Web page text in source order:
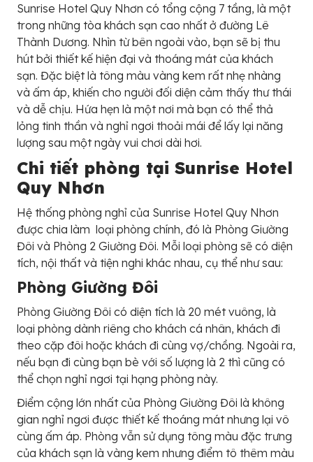
Sunrise Hotel Quy Nhơn có tổng cộng 7 tầng, là một
trong những tòa khách sạn cao nhất ở đường Lê
Thành Dương. Nhìn từ bên ngoài vào, bạn sẽ bị thu
hút bởi thiết kế hiện đại và thoáng mát của khách
sạn. Đặc biệt là tông màu vàng kem rất nhẹ nhàng
và ấm áp, khiến cho người đối diện cảm thấy thư thái
và dễ chịu. Hứa hẹn là một nơi mà bạn có thể thả
lỏng tinh thần và nghỉ ngơi thoải mái để lấy lại năng
lượng sau một ngày vui chơi dài hơi.
Chi tiết phòng tại Sunrise Hotel
Quy Nhơn
Hệ thống phòng nghỉ của Sunrise Hotel Quy Nhơn
được chia làm loại phòng chính, đó là Phòng Giường
Đôi và Phòng 2 Giường Đôi. Mỗi loại phòng sẽ có diện
tích, nội thất và tiện nghi khác nhau, cụ thể như sau:
Phòng Giường Đôi
Phòng Giường Đôi có diện tích là 20 mét vuông, là
loại phòng dành riêng cho khách cá nhân, khách đi
theo cặp đôi hoặc khách đi cùng vợ/chồng. Ngoài ra,
nếu bạn đi cùng bạn bè với số lượng là 2 thì cũng có
thể chọn nghỉ ngơi tại hạng phòng này.
Điểm cộng lớn nhất của Phòng Giường Đôi là không
gian nghỉ ngơi được thiết kế thoáng mát nhưng lại vô
cùng ấm áp. Phòng vẫn sử dụng tông màu đặc trưng
của khách sạn là vàng kem nhưng điểm tô thêm màu